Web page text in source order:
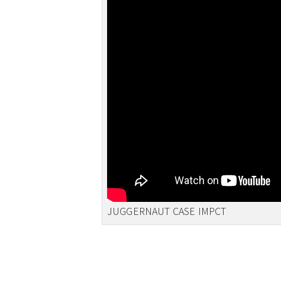
JUGGERNAUT CASE IMPCT